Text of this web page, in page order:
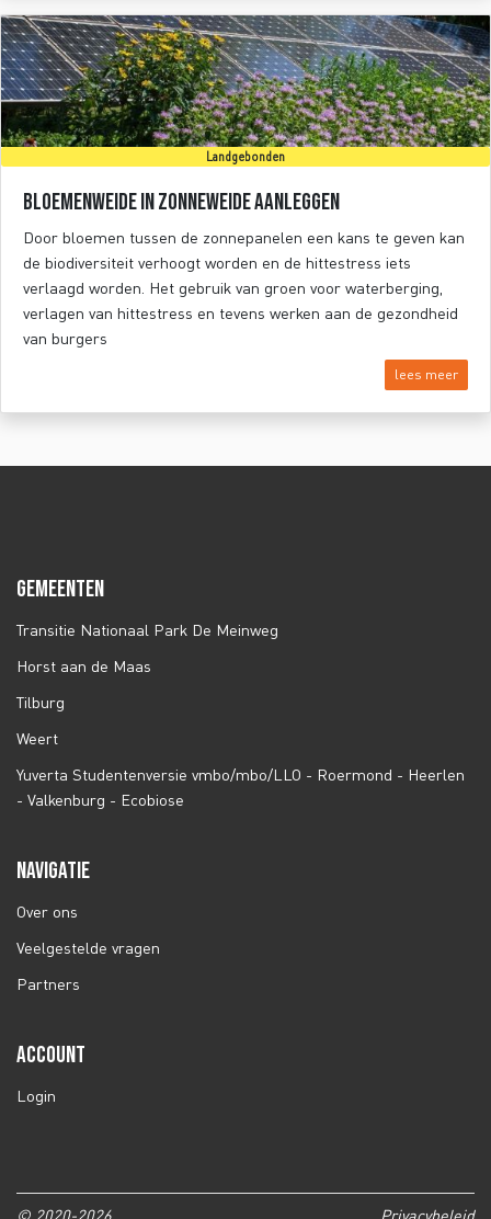
Landgebonden
Bloemenweide in zonneweide aanleggen
Door bloemen tussen de zonnepanelen een kans te geven kan
de biodiversiteit verhoogt worden en de hittestress iets
verlaagd worden. Het gebruik van groen voor waterberging,
verlagen van hittestress en tevens werken aan de gezondheid
van burgers
lees meer
GEMEENTEN
Transitie Nationaal Park De Meinweg
Horst aan de Maas
Tilburg
Weert
Yuverta Studentenversie vmbo/mbo/LLO - Roermond - Heerlen
- Valkenburg - Ecobiose
NAVIGATIE
Over ons
Veelgestelde vragen
Partners
ACCOUNT
Login